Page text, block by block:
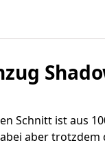
Schnitt ist aus
aber